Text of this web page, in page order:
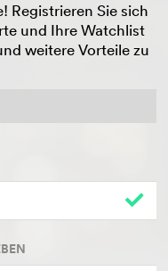
Registrieren Sie sich
und Ihre Watchlist
weitere Vorteile zu